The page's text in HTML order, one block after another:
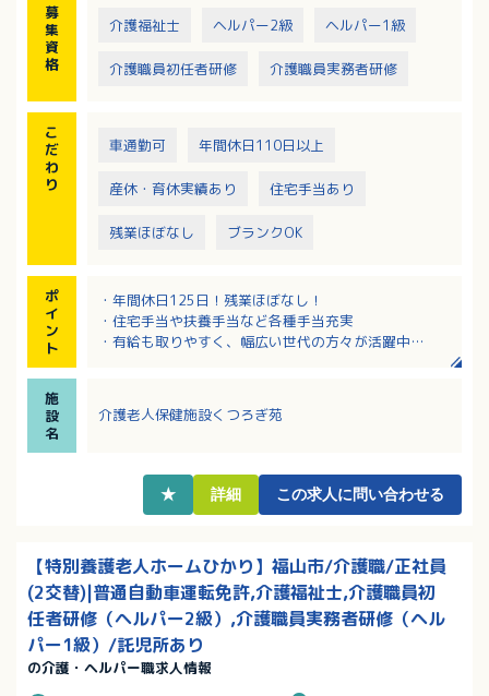
募
集
資
格
介護福祉士 ヘルパー2級 ヘルパー1級
介護職員初任者研修 介護職員実務者研修
こ
だ
わ
り
車通勤可 年間休日110日以上
産休・育休実績あり 住宅手当あり
残業ほぼなし ブランクOK
ポ
イ
ン
ト
・年間休日125日！残業ほぼなし！
・住宅手当や扶養手当など各種手当充実
・有給も取りやすく、幅広い世代の方々が活躍中
ックアップ体制
施
設
名
介護老人保健施設くつろぎ苑
★ 詳細 この求人に問い合わせる
【特別養護老人ホームひかり】福山市/介護職/正社員
(2交替)|普通自動車運転免許,介護福祉士,介護職員初
任者研修（ヘルパー2級）,介護職員実務者研修（ヘル
パー1級）/託児所あり
の介護・ヘルパー職求人情報